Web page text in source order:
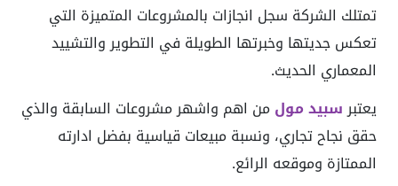
تمتلك الشركة سجل انجازات بالمشروعات المتميزة التي
تعكس جديتها وخبرتها الطويلة في التطوير والتشييد
المعماري الحديث.
يعتبرسبيد مول من اهم واشهر مشروعات السابقة والذي
حقق نجاح تجاري، ونسبة مبيعات قياسية بفضل ادارته
الممتازة وموقعه الرائع.